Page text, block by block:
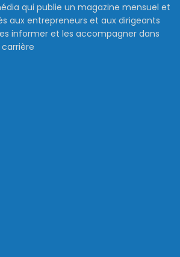
qui publie un magazine mensuel et
aux entrepreneurs et aux dirigeants
informer et les accompagner dans